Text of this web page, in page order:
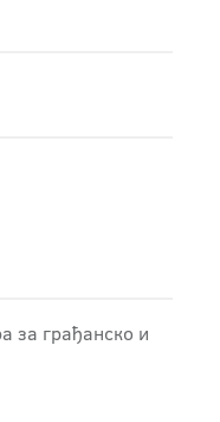
за грађанско и